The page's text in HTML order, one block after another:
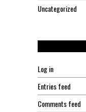
Uncategorized
Log in
Entries feed
Comments feed